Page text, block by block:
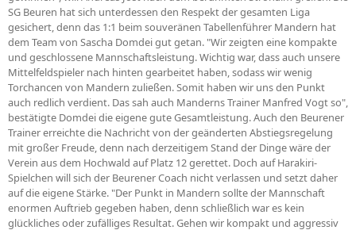
SG Beuren hat sich unterdessen den Respekt der gesamten Liga
gesichert, denn das 1:1 beim souveränen Tabellenführer Mandern hat
dem Team von Sascha Domdei gut getan. "Wir zeigten eine kompakte
und geschlossene Mannschaftsleistung. Wichtig war, dass auch unsere
Mittelfeldspieler nach hinten gearbeitet haben, sodass wir wenig
Torchancen von Mandern zuließen. Somit haben wir uns den Punkt
auch redlich verdient. Das sah auch Manderns Trainer Manfred Vogt so",
bestätigte Domdei die eigene gute Gesamtleistung. Auch den Beurener
Trainer erreichte die Nachricht von der geänderten Abstiegsregelung
mit großer Freude, denn nach derzeitigem Stand der Dinge wäre der
Verein aus dem Hochwald auf Platz 12 gerettet. Doch auf Harakiri-
Spielchen will sich der Beurener Coach nicht verlassen und setzt daher
auf die eigene Stärke. "Der Punkt in Mandern sollte der Mannschaft
enormen Auftrieb gegeben haben, denn schließlich war es kein
glückliches oder zufälliges Resultat. Gehen wir kompakt und aggressiv